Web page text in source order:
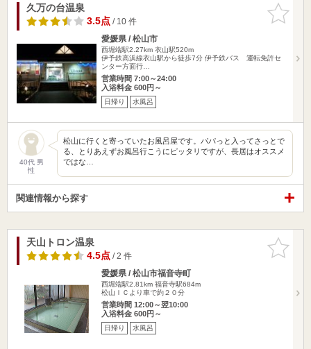
お気に入
りに追加
久万の台温泉
3.5点/ 10 件
愛媛県 / 松山市
西堀端駅2.27km 衣山駅520m
伊予鉄高浜線衣山駅から徒歩7分 伊予鉄バス 運転免許セ
ンター方面行…
営業時間 7:00～24:00
入浴料金 600円～
日帰り 水風呂
40代 男
性
松山に行くと寄っていたお風呂屋です。パパっと入ってさっとで
る、とりあえずお風呂行こうにピッタリですが、長居はオススメ
ではな…
関連情報から探す
お気に入
りに追加
天山トロン温泉
4.5点/ 2 件
愛媛県 / 松山市福音寺町
西堀端駅2.81km 福音寺駅684m
松山ＩＣより車で約２０分
営業時間 12:00～翌10:00
入浴料金 600円～
日帰り 水風呂